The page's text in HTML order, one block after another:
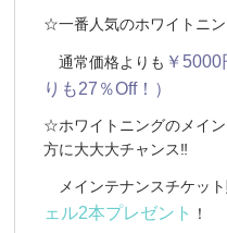
☆一番人気のホワイトニン
通常価格よりも ￥5000
りも27％Off！）
☆ホワイトニングのメイ
方に大大大チャンス‼
メインテナンスチケット
ェル2本プレゼント
！